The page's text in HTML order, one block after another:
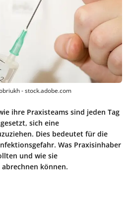
- stock.adobe.com
ihre Praxisteams sind jeden Tag
sich eine
Dies bedeutet für die
Was Praxisinhaber
und wie sie
können.